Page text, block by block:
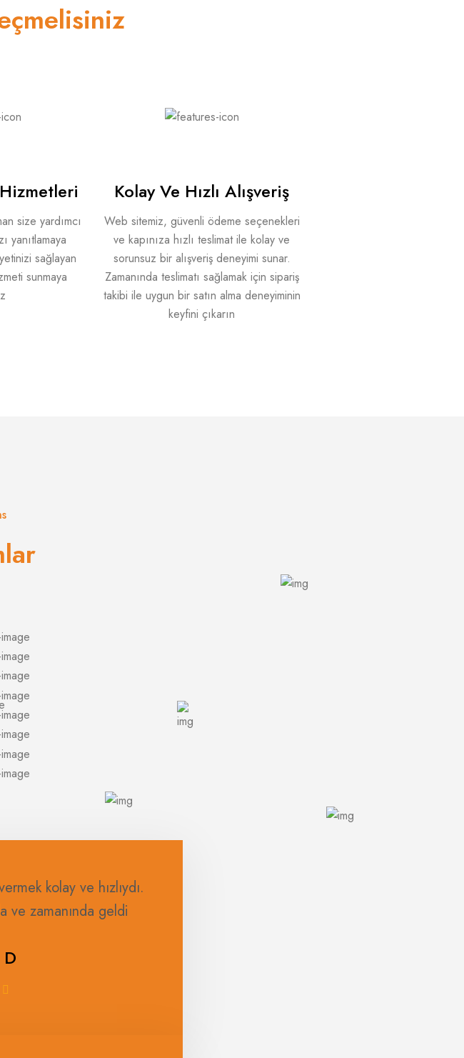
size yardımcı
yanıtlamaya
sağlayan
sunmaya
Kolay Ve Hızlı Alışveriş
Web sitemiz, güvenli ödeme seçenekleri
ve kapınıza hızlı teslimat ile kolay ve
sorunsuz bir alışveriş deneyimi sunar.
Zamanında teslimatı sağlamak için sipariş
takibi ile uygun bir satın alma deneyiminin
keyfini çıkarın
kolay ve hızlıydı.
ve zamanında geldi